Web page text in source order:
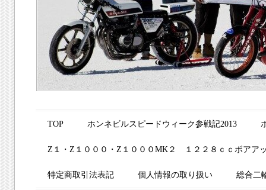
Main menu
Skip to content
TOP ホンネビルスピードウィーク参戦記2013
Z１・Z１０００・Z１０００MK２ １２２８ｃｃボアア
特定商取引法表記 個人情報の取り扱い 総合二